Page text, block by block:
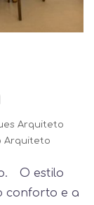
Arquiteto
Arquiteto
O estilo
conforto e a